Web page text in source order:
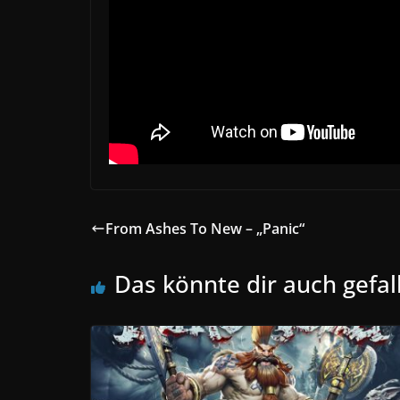
From Ashes To New – „Panic“
Das könnte dir auch